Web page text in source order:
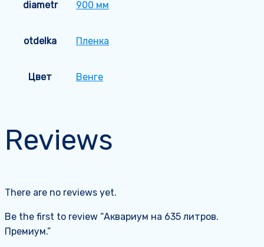
diametr 900 мм
otdelka Пленка
Цвет Венге
Reviews
There are no reviews yet.
Be the first to review “Аквариум на 635 литров.
Премиум.”